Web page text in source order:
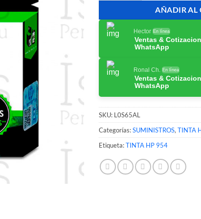
AÑADIR AL
Hector En línea
Ventas &
WhatsApp
Ronal Ch. En línea
Ventas &
WhatsApp
SKU: L0S65AL
Categorías:SUMINISTROS, TINTA
Etiqueta:TINTA HP 954